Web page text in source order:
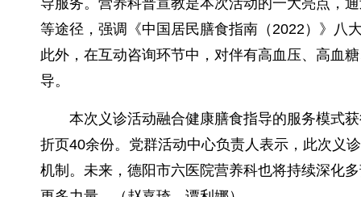
等途径，强调《中国居民膳食指南（2022）》八
此外，在互动咨询环节中，对伴有高血压、高血
导。
本次义诊活动融合健康膳食指导的服务模式
折页40余份。党群活动中心负责人表示，此次义
机制。未来，德阳市六医院营养科也将持续深化